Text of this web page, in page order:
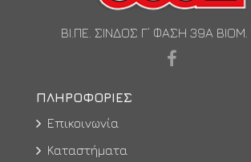
ΒΙ.ΠΕ. ΣΙΝΔΟΣ Γ’ ΦΑΣΗ 39Α ΒΙΟΜ.
ΠΛΗΡΟΦΟΡΊΕΣ
Επικοινωνία
Καταστήματα